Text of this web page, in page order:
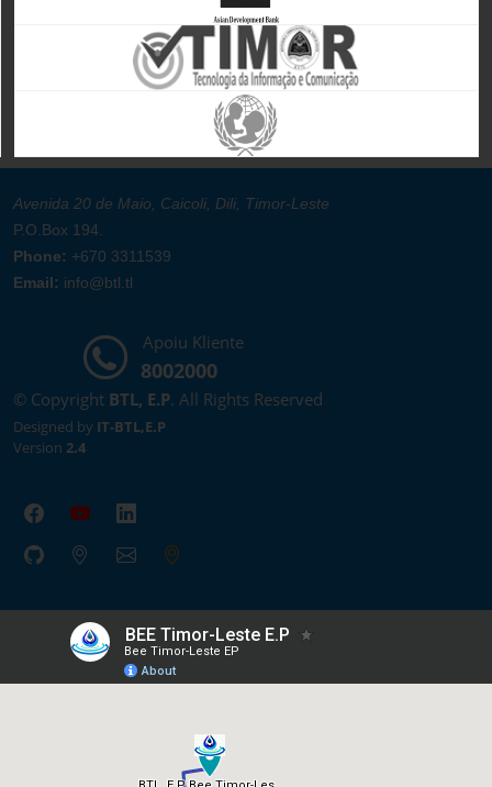
Avenida 20 de Maio, Caicoli, Dili, Timor-Leste
P.O.Box 194.
Phone: +670 3311539
Email: info@btl.tl
Apoiu Kliente
8002000
© Copyright BTL, E.P. All Rights Reserved
Designed by IT-BTL,E.P
Version 2.4